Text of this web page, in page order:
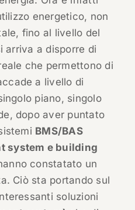
energetico, non
fino al livello del
arriva a disporre di
che permettono di
a livello di
piano, singolo
dopo aver puntato
BMS/BAS
system e building
constatato un
Ciò sta portando sul
soluzioni